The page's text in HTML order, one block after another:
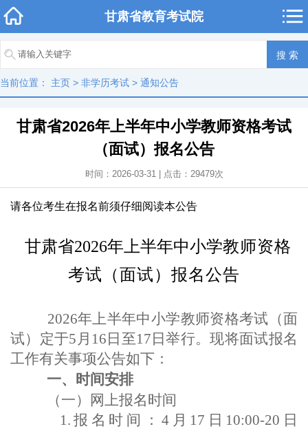
甘肃省教育考试院
当前位置： 主页 > 非学历考试 > 通知公告
甘肃省2026年上半年中小学教师资格考试
（面试）报名公告
时间：2026-03-31 | 点击： 29479次
请各位考生在报名前须仔细阅读本公告
甘肃省2026年上半年中小学教师资格
考试（面试）报名公告
2026年上半年中小学教师资格考试（面
试）定于5月16日至17日举行。现将面试报名
工作有关事项公告如下：
一、时间安排
（一）网上报名时间
1.报名时间：4月17日10:00-20日